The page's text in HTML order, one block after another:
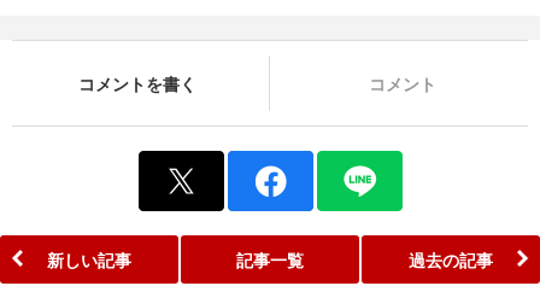
コメントを書く コメント
新しい記事 記事一覧 過去の記事